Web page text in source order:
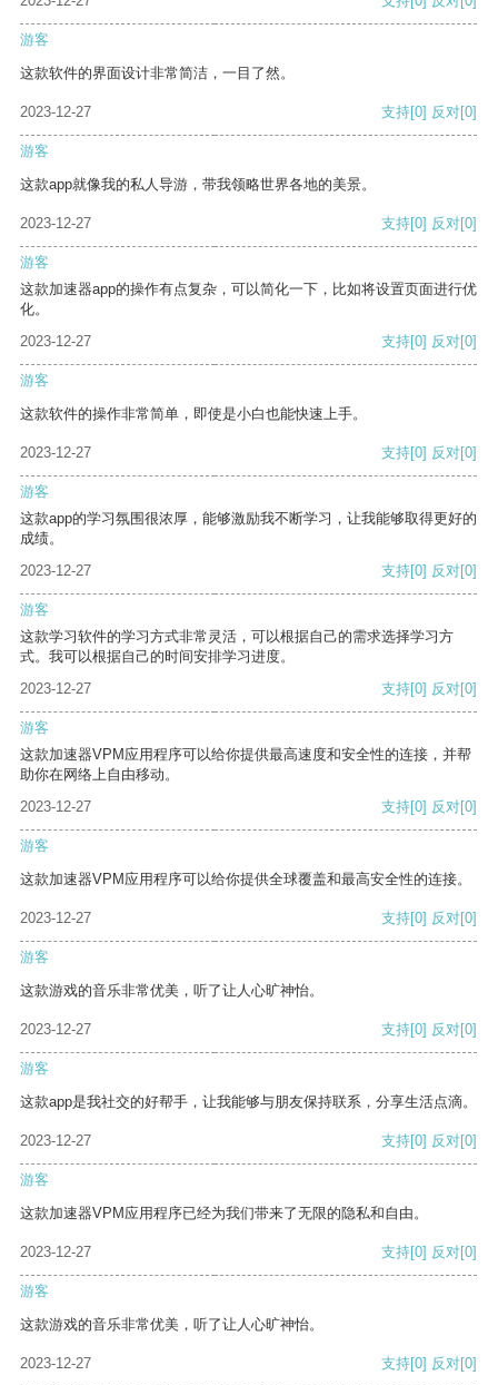
游客
这款软件的界面设计非常简洁，一目了然。
2023-12-27 支持[0] 反对[0]
游客
这款app就像我的私人导游，带我领略世界各地的美景。
2023-12-27 支持[0] 反对[0]
游客
这款加速器app的操作有点复杂，可以简化一下，比如将设置页面进行优
化。
2023-12-27
支持[0] 反对[0]
游客
这款软件的操作非常简单，即使是小白也能快速上手。
2023-12-27 支持[0] 反对[0]
游客
这款app的学习氛围很浓厚，能够激励我不断学习，让我能够取得更好的
成绩。
2023-12-27
支持[0] 反对[0]
游客
这款学习软件的学习方式非常灵活，可以根据自己的需求选择学习方
式。我可以根据自己的时间安排学习进度。
2023-12-27
支持[0] 反对[0]
游客
这款加速器VPM应用程序可以给你提供最高速度和安全性的连接，并帮
助你在网络上自由移动。
2023-12-27
支持[0] 反对[0]
游客
这款加速器VPM应用程序可以给你提供全球覆盖和最高安全性的连接。
2023-12-27 支持[0] 反对[0]
游客
这款游戏的音乐非常优美，听了让人心旷神怡。
2023-12-27 支持[0] 反对[0]
游客
这款app是我社交的好帮手，让我能够与朋友保持联系，分享生活点滴。
2023-12-27 支持[0] 反对[0]
游客
这款加速器VPM应用程序已经为我们带来了无限的隐私和自由。
2023-12-27 支持[0] 反对[0]
游客
这款游戏的音乐非常优美，听了让人心旷神怡。
2023-12-27 支持[0] 反对[0]